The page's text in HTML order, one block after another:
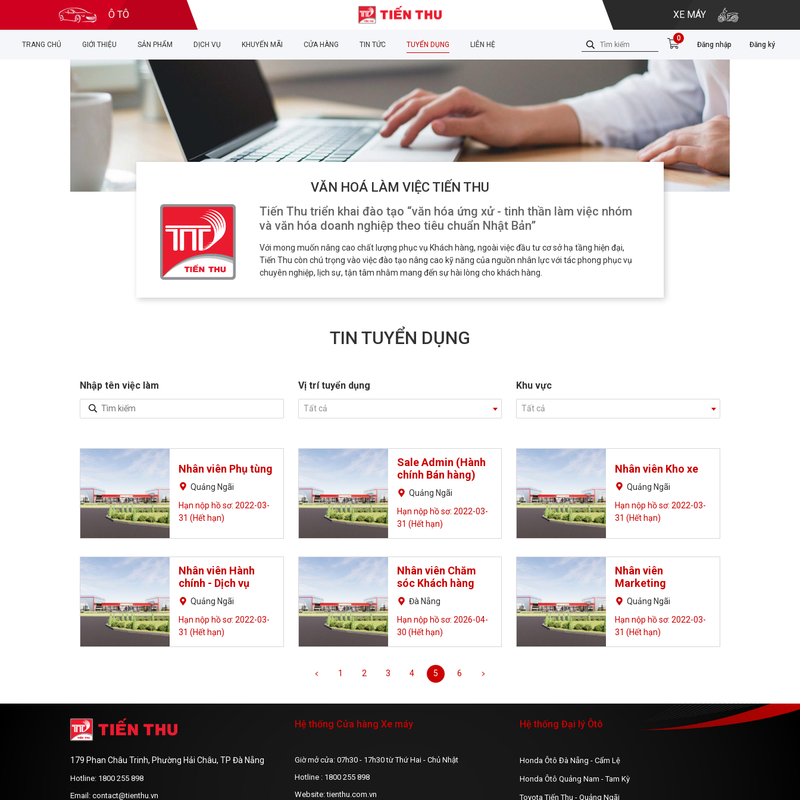
Ô TÔ XE MÁY
TRANG CHỦ GIỚI THIỆU SẢN PHẨM DỊCH VỤ KHUYẾN MÃI CỬA HÀNG TIN TỨC TUYỂN DỤNG LIÊN HỆ
0
Đăng nhập Đăng ký
VĂN HOÁ LÀM VIỆC TIẾN THU
Tiến Thu triển khai đào tạo “văn hóa ứng xử - tinh thần làm việc nhóm
và văn hóa doanh nghiệp theo tiêu chuẩn Nhật Bản”
Với mong muốn nâng cao chất lượng phục vụ Khách hàng, ngoài việc đầu tư cơ sở hạ tầng hiện đại,
Tiến Thu còn chú trọng vào việc đào tạo nâng cao kỹ năng của nguồn nhân lực với tác phong phục vụ
chuyên nghiệp, lịch sự, tận tâm nhằm mang đến sự hài lòng cho khách hàng.
TIN TUYỂN DỤNG
Nhập tên việc làm Vị trí tuyển dụng
Tất cả
Khu vực
Tất cả
Nhân viên Phụ tùng
Quảng Ngãi
Hạn nộp hồ sơ: 2022-03-
31 (Hết hạn)
Sale Admin (Hành
chính Bán hàng)
Quảng Ngãi
Hạn nộp hồ sơ: 2022-03-
31 (Hết hạn)
Nhân viên Kho xe
Quảng Ngãi
Hạn nộp hồ sơ: 2022-03-
31 (Hết hạn)
Nhân viên Hành
chính - Dịch vụ
Quảng Ngãi
Hạn nộp hồ sơ: 2022-03-
31 (Hết hạn)
Nhân viên Chăm
sóc Khách hàng
Đà Nẵng
Hạn nộp hồ sơ: 2026-04-
30 (Hết hạn)
Nhân viên
Marketing
Quảng Ngãi
Hạn nộp hồ sơ: 2022-03-
31 (Hết hạn)
1 2 3 4 5 6
179 Phan Châu Trinh, Phường Hải Châu, TP Đà Nẵng
Hotline: 1800 255 898
Email: contact@tienthu.vn
Hệ thống Cửa hàng Xe máy
Giờ mở cửa: 07h30 - 17h30 từ Thứ Hai - Chủ Nhật
Hotline : 1800 255 898
Website: tienthu.com.vn
Hệ thống Đại lý Ôtô
Honda Ôtô Đà Nẵng - Cẩm Lệ
Honda Ôtô Quảng Nam - Tam Kỳ
Toyota Tiến Thu - Quảng Ngãi